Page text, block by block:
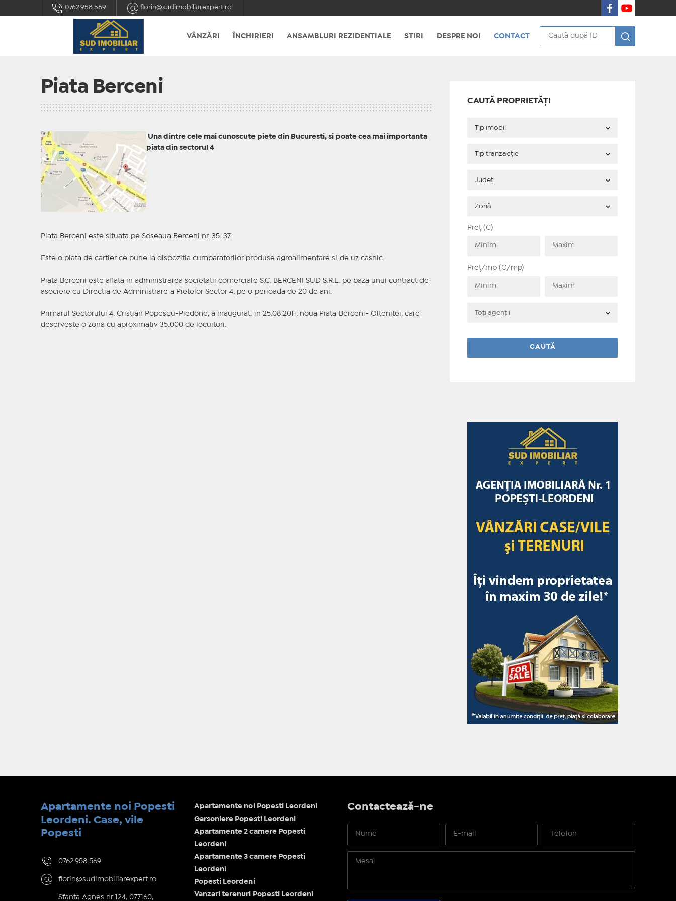
0762.958.569 florin@sudimobiliarexpert.ro
VÂNZĂRI ÎNCHIRIERI ANSAMBLURI REZIDENTIALE STIRI DESPRE NOI CONTACT
Piata Berceni
Una dintre cele mai cunoscute piete din Bucuresti, si poate cea mai importanta
piata din sectorul 4
Piata Berceni este situata pe Soseaua Berceni nr. 35-37.
Este o piata de cartier ce pune la dispozitia cumparatorilor produse agroalimentare si de uz casnic.
Piata Berceni este aflata in administrarea societatii comerciale S.C. BERCENI SUD S.R.L. pe baza unui contract de
asociere cu Directia de Administrare a Pietelor Sector 4, pe o perioada de 20 de ani.
Primarul Sectorului 4, Cristian Popescu-Piedone, a inaugurat, in 25.08.2011, noua Piata Berceni- Oltenitei, care
deserveste o zona cu aproximativ 35.000 de locuitori.
CAUTĂ PROPRIETĂȚI
Preț (€)
Preț/mp (€/mp)
Apartamente noi Popesti
Leordeni. Case, vile
Popesti
0762.958.569
florin@sudimobiliarexpert.ro
Sfanta Agnes nr 124, 077160,
Apartamente noi Popesti Leordeni
Garsoniere Popesti Leordeni
Apartamente 2 camere Popesti
Leordeni
Apartamente 3 camere Popesti
Leordeni
Popesti Leordeni
Vanzari terenuri Popesti Leordeni
Contactează-ne